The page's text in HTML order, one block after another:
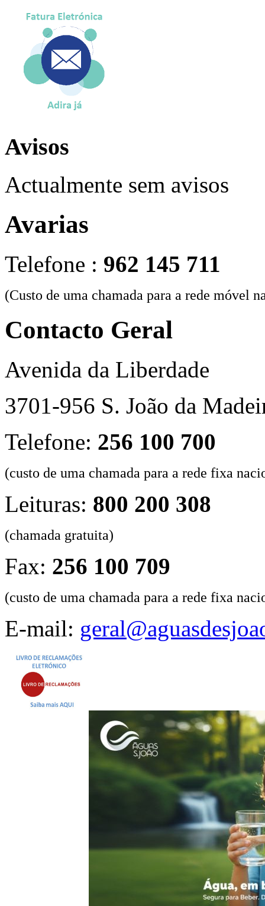
Avisos
Actualmente sem avisos
Avarias
Telefone : 962 145 711
(Custo de uma chamada para a rede móvel
Contacto Geral
Avenida da Liberdade
3701-956 S. João da
Telefone: 256 100 700
(custo de uma chamada para a rede fixa
Leituras: 800 200 308
(chamada gratuita)
Fax: 256 100 709
(custo de uma chamada para a rede fixa
E-mail: